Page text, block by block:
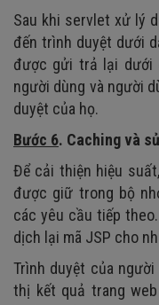
Sau khi servlet xử lý
đến trình duyệt dưới
được gửi trả lại dưới
người dùng và người
duyệt của họ.
Bước 6. Caching và
Để cải thiện hiệu
được giữ trong bộ
các yêu cầu tiếp
dịch lại mã JSP cho
Trình duyệt của người
thị kết quả trang